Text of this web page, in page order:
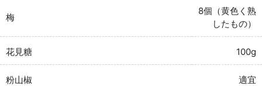
梅
8個（黄色く熟
したもの）
花見糖 100g
粉山椒 適宜